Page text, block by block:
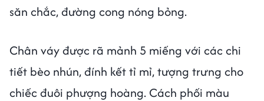
săn chắc, đường cong nóng bỏng.
Chân váy được rã mảnh 5 miếng với các chi
tiết bèo nhún, đính kết tỉ mỉ, tượng trưng cho
chiếc đuôi phượng hoàng. Cách phối màu